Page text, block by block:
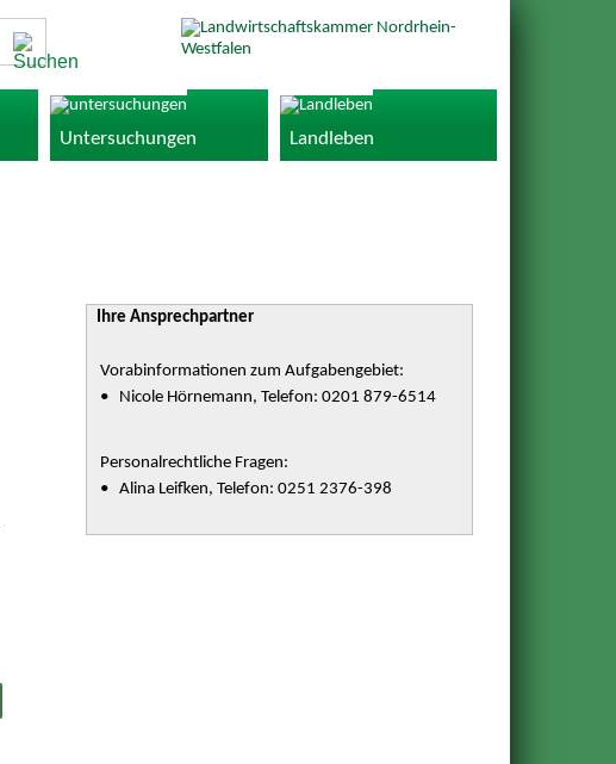
Untersuchungen Landleben
Ihre Ansprechpartner
Vorabinformationen zum Aufgabengebiet:
• Nicole Hörnemann, Telefon: 0201 879-6514
Personalrechtliche Fragen:
• Alina Leifken, Telefon: 0251 2376-398